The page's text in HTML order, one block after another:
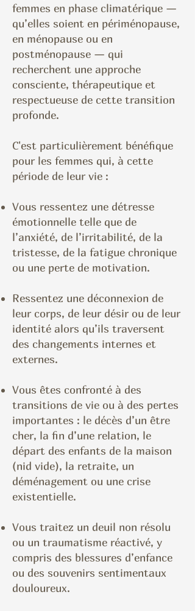
femmes en phase climatérique —
qu’elles soient en périménopause,
en ménopause ou en
postménopause — qui
recherchent une approche
consciente, thérapeutique et
respectueuse de cette transition
profonde.
C'est particulièrement bénéfique
pour les femmes qui, à cette
période de leur vie :
Vous ressentez une détresse
émotionnelle telle que de
l’anxiété, de l’irritabilité, de la
tristesse, de la fatigue chronique
ou une perte de motivation.
Ressentez une déconnexion de
leur corps, de leur désir ou de leur
identité alors qu’ils traversent
des changements internes et
externes.
Vous êtes confronté à des
transitions de vie ou à des pertes
importantes : le décès d’un être
cher, la fin d’une relation, le
départ des enfants de la maison
(nid vide), la retraite, un
déménagement ou une crise
existentielle.
Vous traitez un deuil non résolu
ou un traumatisme réactivé, y
compris des blessures d’enfance
ou des souvenirs sentimentaux
douloureux.